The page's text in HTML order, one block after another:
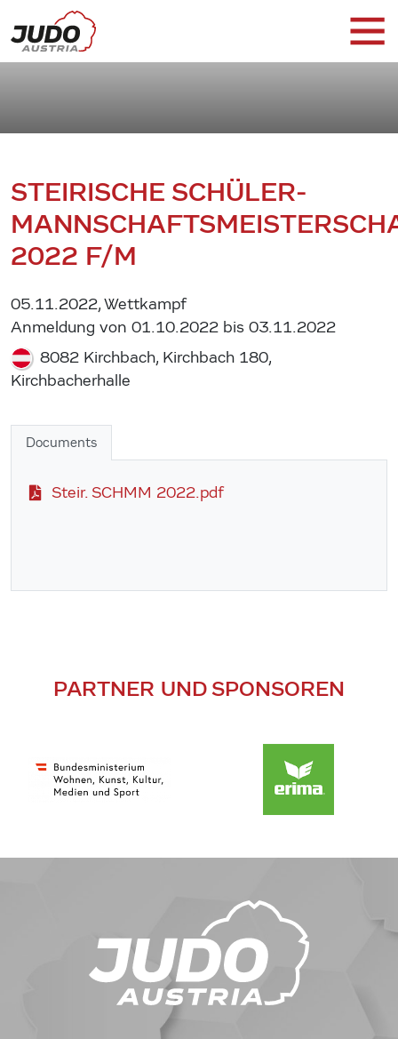
STEIRISCHE SCHÜLER-
2022 F/M
05.11.2022, Wettkampf
Anmeldung von 01.10.2022 bis 03.11.2022
8082 Kirchbach, Kirchbach 180,
Kirchbacherhalle
Documents
Steir. SCHMM 2022.pdf
PARTNER UND SPONSOREN